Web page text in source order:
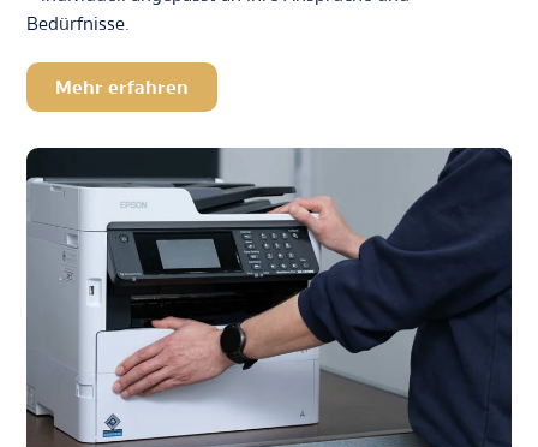
Bedürfnisse.
Mehr erfahren